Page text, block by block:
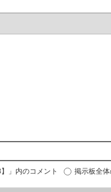
」内のコメント 掲示板全体